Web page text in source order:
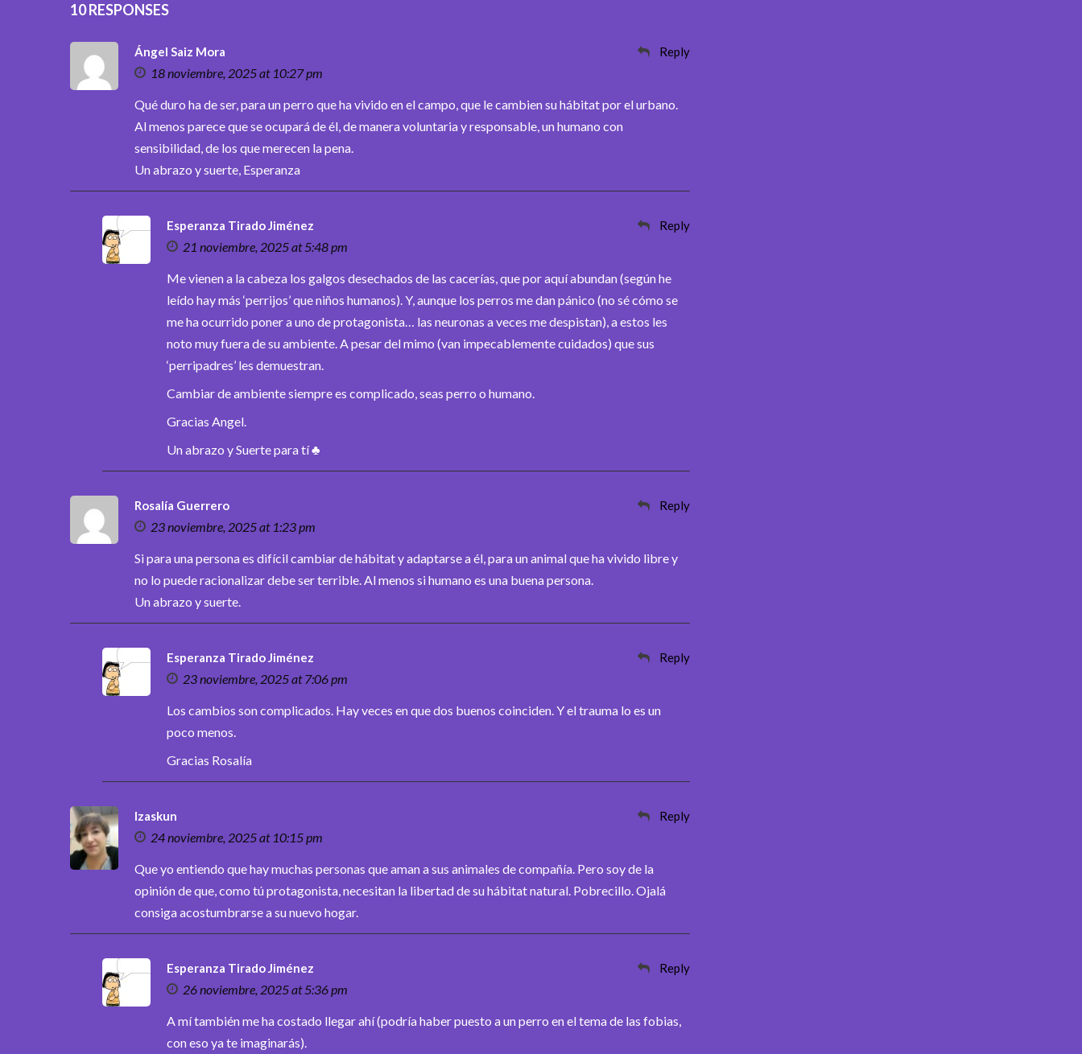
10 RESPONSES
Ángel Saiz Mora
18 noviembre, 2025 at 10:27 pm
Reply
Qué duro ha de ser, para un perro que ha vivido en el campo, que le cambien su hábitat por el urbano.
Al menos parece que se ocupará de él, de manera voluntaria y responsable, un humano con
sensibilidad, de los que merecen la pena.
Un abrazo y suerte, Esperanza
Esperanza Tirado Jiménez
21 noviembre, 2025 at 5:48 pm
Reply
Me vienen a la cabeza los galgos desechados de las cacerías, que por aquí abundan (según he
leído hay más ‘perrijos’ que niños humanos). Y, aunque los perros me dan pánico (no sé cómo se
me ha ocurrido poner a uno de protagonista… las neuronas a veces me despistan), a estos les
noto muy fuera de su ambiente. A pesar del mimo (van impecablemente cuidados) que sus
‘perripadres’ les demuestran.
Cambiar de ambiente siempre es complicado, seas perro o humano.
Gracias Angel.
Un abrazo y Suerte para tí ♣
Rosalía Guerrero
23 noviembre, 2025 at 1:23 pm
Reply
Si para una persona es difícil cambiar de hábitat y adaptarse a él, para un animal que ha vivido libre y
no lo puede racionalizar debe ser terrible. Al menos si humano es una buena persona.
Un abrazo y suerte.
Esperanza Tirado Jiménez
23 noviembre, 2025 at 7:06 pm
Reply
Los cambios son complicados. Hay veces en que dos buenos coinciden. Y el trauma lo es un
poco menos.
Gracias Rosalía
Izaskun
24 noviembre, 2025 at 10:15 pm
Reply
Que yo entiendo que hay muchas personas que aman a sus animales de compañía. Pero soy de la
opinión de que, como tú protagonista, necesitan la libertad de su hábitat natural. Pobrecillo. Ojalá
consiga acostumbrarse a su nuevo hogar.
Esperanza Tirado Jiménez
26 noviembre, 2025 at 5:36 pm
Reply
A mí también me ha costado llegar ahí (podría haber puesto a un perro en el tema de las fobias,
con eso ya te imaginarás).